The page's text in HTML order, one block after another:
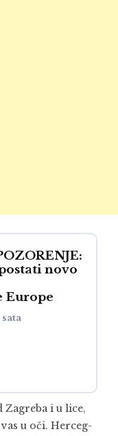
novo
Europe
Zagreba i u lice,
u oči. Herceg-